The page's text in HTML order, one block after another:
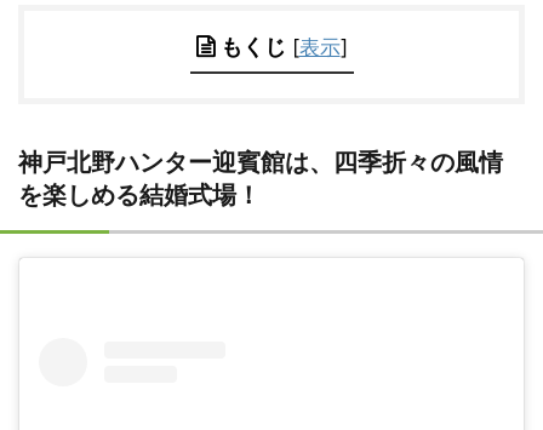
もくじ [表示]
神戸北野ハンター迎賓館は、四季折々の風情
を楽しめる結婚式場！